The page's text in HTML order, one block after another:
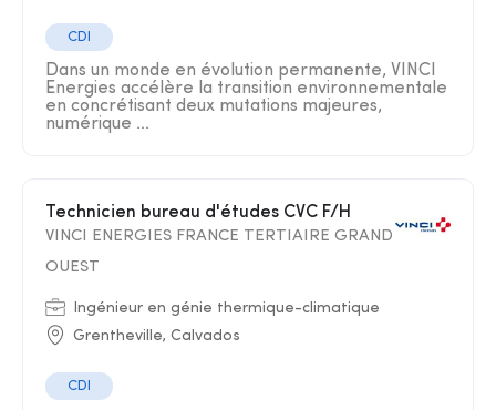
CDI
Dans un monde en évolution permanente, VINCI
Energies accélère la transition environnementale
en concrétisant deux mutations majeures,
numérique ...
Technicien bureau d'études CVC F/H
VINCI ENERGIES FRANCE TERTIAIRE GRAND
OUEST
Ingénieur en génie thermique-climatique
Grentheville, Calvados
CDI